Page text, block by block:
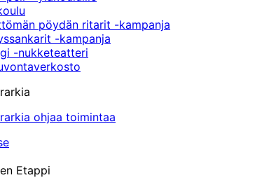
pöydän ritarit -kampanja
-kampanja
-nukketeatteri
ohjaa toimintaa
Etappi